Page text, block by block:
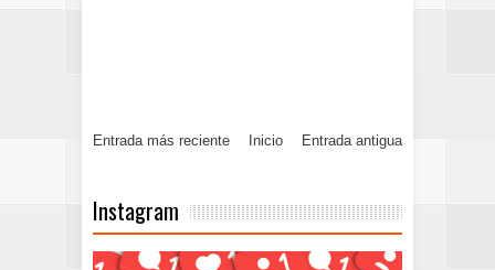
Entrada más reciente Entrada antigua
Inicio
Instagram